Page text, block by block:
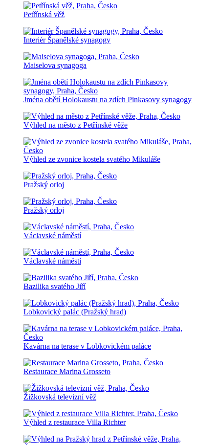
Petřínská věž
Interiér Španělské synagogy
Maiselova synagoga
Jména obětí Holokaustu na zdích Pinkasovy synagogy
Výhled na město z Petřínské věže
Výhled ze zvonice kostela svatého Mikuláše
Pražský orloj
Pražský orloj
Václavské náměstí
Václavské náměstí
Bazilika svatého Jiří
Lobkovický palác (Pražský hrad)
Kavárna na terase v Lobkovickém paláce
Restaurace Marina Grosseto
Žižkovská televizní věž
Výhled z restaurace Villa Richter